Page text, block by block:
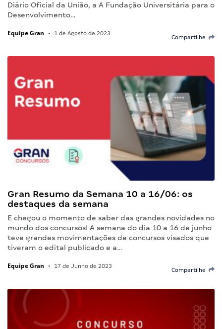
Diário Oficial da União, a A Fundação Universitária para o
Desenvolvimento…
Equipe Gran • 1 de Agosto de 2023
Compartilhe
Gran Resumo da Semana 10 a 16/06: os
destaques da semana
E chegou o momento de saber das grandes novidades no
mundo dos concursos! A semana do dia 10 a 16 de junho
teve grandes movimentações de concursos visados que
tiveram o edital publicado e a…
Equipe Gran • 17 de Junho de 2023
Compartilhe